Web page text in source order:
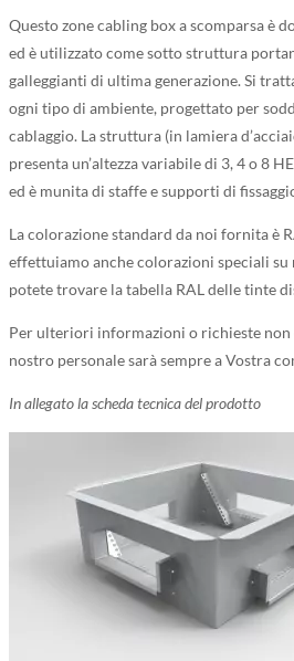
Questo zone cabling box a scomparsa è
ed è utilizzato come sotto struttura
galleggianti di ultima generazione. Si
ogni tipo di ambiente, progettato per
cablaggio. La struttura (in lamiera
presenta un’altezza variabile di 3, 4 o 8
ed è munita di staffe e supporti di
La colorazione standard da noi fornita è
effettuiamo anche colorazioni speciali
potete trovare la tabella RAL delle tinte
Per ulteriori informazioni o richieste non
nostro personale sarà sempre a Vostra
In allegato la scheda tecnica del prodotto